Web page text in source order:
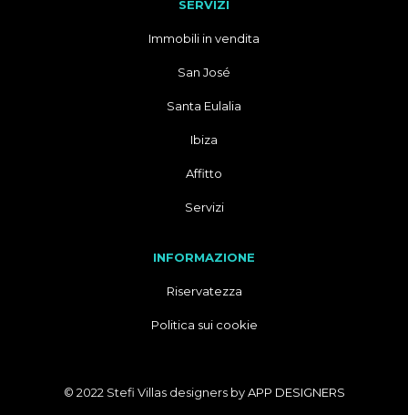
SERVIZI
Immobili in vendita
San José
Santa Eulalia
Ibiza
Affitto
Servizi
INFORMAZIONE
Riservatezza
Politica sui cookie
© 2022 Stefi Villas designers byAPP DESIGNERS